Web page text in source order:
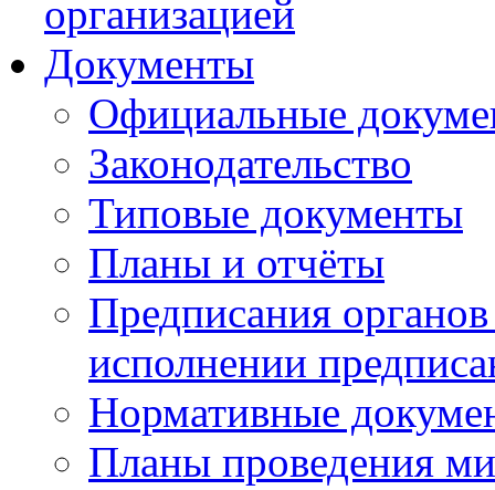
организацией
Документы
Официальные
Законодательство
Типовые документы
Планы и отчёты
Предписания
исполнении
Нормативные
Планы проведения